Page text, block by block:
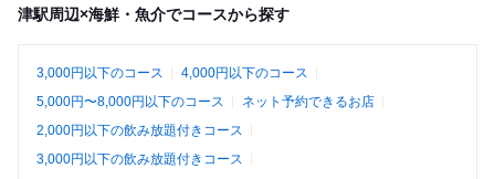
津駅周辺×海鮮・魚介でコースから探す
3,000円以下のコース
4,000円以下のコース
5,000円〜8,000円以下のコース
ネット予約できるお店
2,000円以下の飲み放題付きコース
3,000円以下の飲み放題付きコース